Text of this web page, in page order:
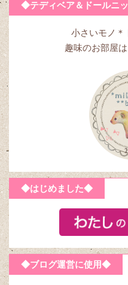
◆テディベア＆ドールニ
小さいモノ＊
趣味のお部屋
◆はじめました◆
◆ブログ運営に使用◆